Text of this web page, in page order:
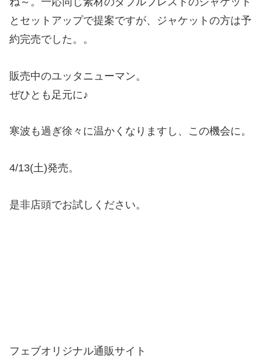
とセットアップで提案ですが、ジャケットの方は予
約完売でした。。
販売中のユッタニューマン。
ぜひとも足元に♪
寒波も過ぎ徐々に温かくなりますし、この機会に。
4/13(土)発売。
是非店頭でお試しください。
フェブオリジナル通販サイト